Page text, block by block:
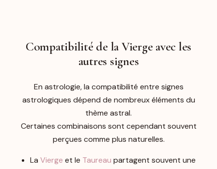
Compatibilité de la Vierge avec les
autres signes
En astrologie, la compatibilité entre signes
astrologiques dépend de nombreux éléments du
thème astral.
Certaines combinaisons sont cependant souvent
perçues comme plus naturelles.
La Vierge et le Taureau partagent souvent une